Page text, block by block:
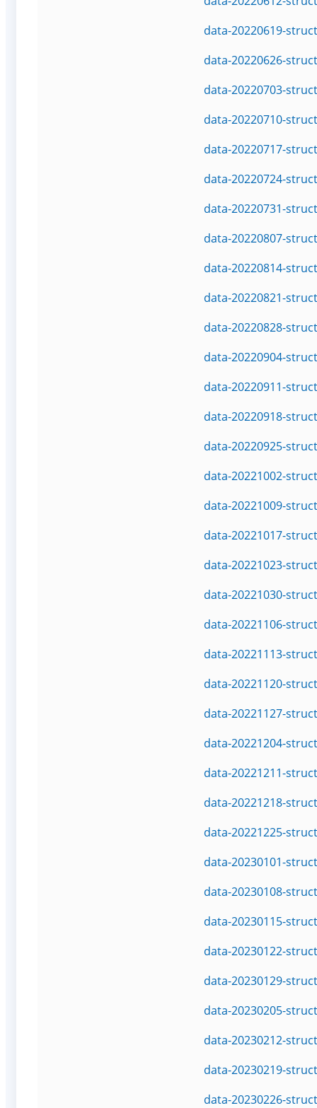
data-20220619-
data-20220626-
data-20220703-
data-20220710-
data-20220717-
data-20220724-
data-20220731-
data-20220807-
data-20220814-
data-20220821-
data-20220828-
data-20220904-
data-20220911-
data-20220918-
data-20220925-
data-20221002-
data-20221009-
data-20221017-
data-20221023-
data-20221030-
data-20221106-
data-20221113-
data-20221120-
data-20221127-
data-20221204-
data-20221211-
data-20221218-
data-20221225-
data-20230101-
data-20230108-
data-20230115-
data-20230122-
data-20230129-
data-20230205-
data-20230212-
data-20230219-
data-20230226-